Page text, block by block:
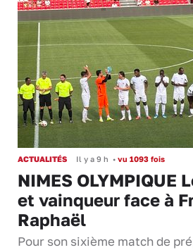
ACTUALITÉS Il y a 9 h • vu 1093 fois
NIMES OLYMPIQUE
et vainqueur face à
Raphaël
Pour son sixième match de